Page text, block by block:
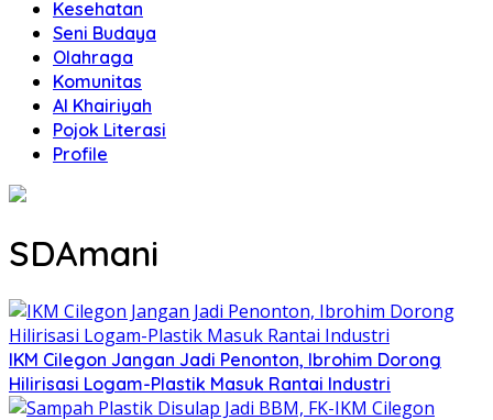
Kesehatan
Seni Budaya
Olahraga
Komunitas
Al Khairiyah
Pojok Literasi
Profile
SDAmani
IKM Cilegon Jangan Jadi Penonton, Ibrohim Dorong
Hilirisasi Logam-Plastik Masuk Rantai Industri